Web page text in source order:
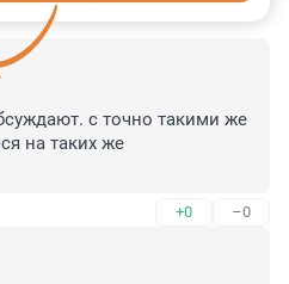
с точно такими же
на таких же
+0 –0